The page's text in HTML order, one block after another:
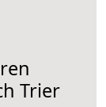
Trier